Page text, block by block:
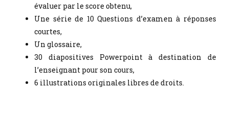
évaluer par le score obtenu,
Une série de 10 Questions d’examen à réponses
courtes,
Un glossaire,
30 diapositives Powerpoint à destination de
l’enseignant pour son cours,
6 illustrations originales libres de droits.